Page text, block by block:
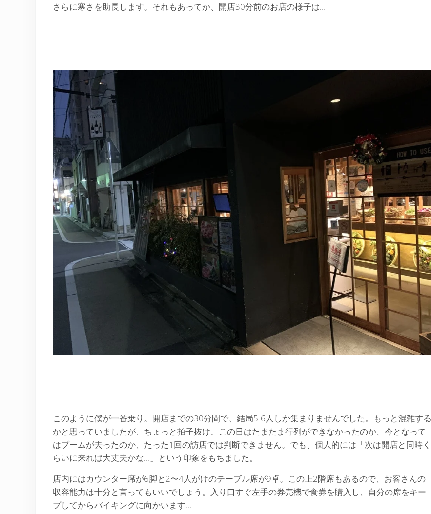
さらに寒さを助長します。それもあってか、開店30分前のお店の様子は…
このように僕が一番乗り。開店までの30分間で、結局5-6人しか集まりませんでした。もっと混雑する
かと思っていましたが、ちょっと拍子抜け。この日はたまたま行列ができなかったのか、今となって
はブームが去ったのか、たった1回の訪店では判断できません。でも、個人的には「次は開店と同時く
らいに来れば大丈夫かな…」という印象をもちました。
店内にはカウンター席が6脚と2〜4人がけのテーブル席が9卓。この上2階席もあるので、お客さんの
収容能力は十分と言ってもいいでしょう。入り口すぐ左手の券売機で食券を購入し、自分の席をキー
プしてからバイキングに向かいます…